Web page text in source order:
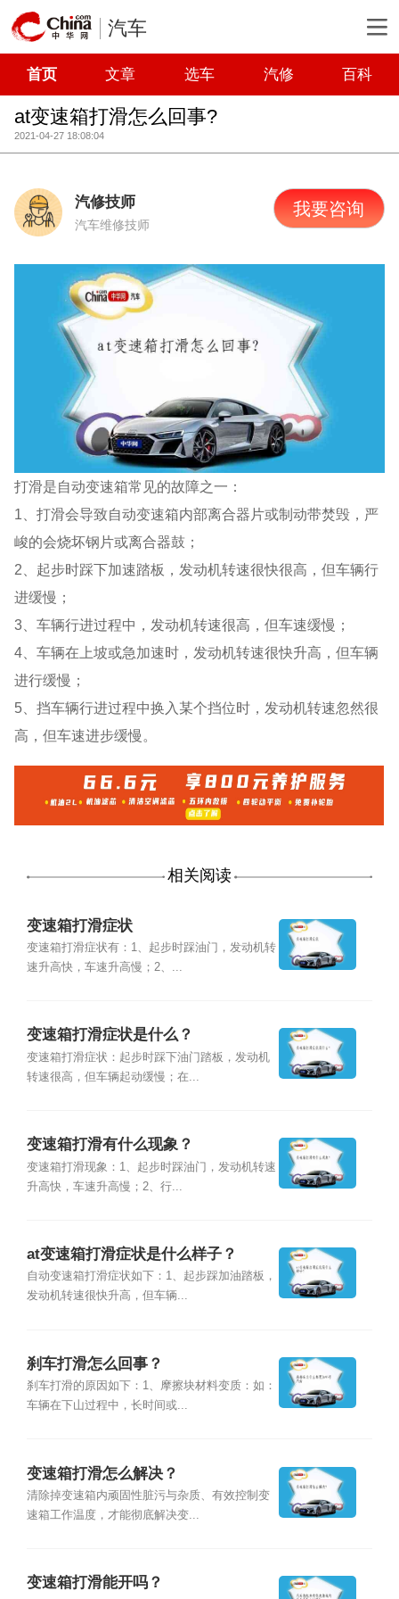
汽车
首页 文章 选车 汽修 百科
at变速箱打滑怎么回事?
2021-04-27 18:08:04
汽修技师
汽车维修技师
我要咨询
打滑是自动变速箱常见的故障之一：
1、打滑会导致自动变速箱内部离合器片或制动带焚毁，严
峻的会烧坏钢片或离合器鼓；
2、起步时踩下加速踏板，发动机转速很快很高，但车辆行
进缓慢；
3、车辆行进过程中，发动机转速很高，但车速缓慢；
4、车辆在上坡或急加速时，发动机转速很快升高，但车辆
进行缓慢；
5、挡车辆行进过程中换入某个挡位时，发动机转速忽然很
高，但车速进步缓慢。
相关阅读
变速箱打滑症状
变速箱打滑症状有：1、起步时踩油门，发动机转
速升高快，车速升高慢；2、...
变速箱打滑症状是什么？
变速箱打滑症状：起步时踩下油门踏板，发动机
转速很高，但车辆起动缓慢；在...
变速箱打滑有什么现象？
变速箱打滑现象：1、起步时踩油门，发动机转速
升高快，车速升高慢；2、行...
at变速箱打滑症状是什么样子？
自动变速箱打滑症状如下：1、起步踩加油踏板，
发动机转速很快升高，但车辆...
刹车打滑怎么回事？
刹车打滑的原因如下：1、摩擦块材料变质：如：
车辆在下山过程中，长时间或...
变速箱打滑怎么解决？
清除掉变速箱内顽固性脏污与杂质、有效控制变
速箱工作温度，才能彻底解决变...
变速箱打滑能开吗？